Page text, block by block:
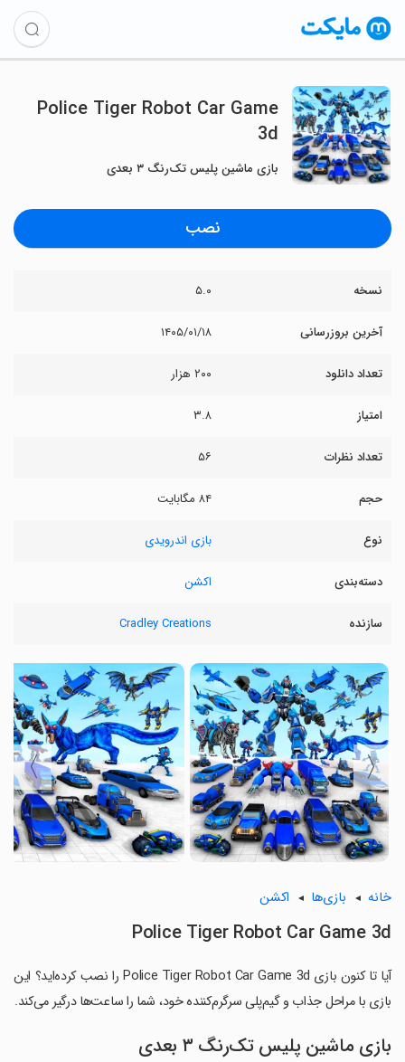
Police Tiger Robot Car Game
3d
بازی ماشین پلیس تک‌رنگ ۳ بعدی
نصب
نسخه ۵.۰
آخرین بروزرسانی ۱۴۰۵/۰۱/۱۸
تعداد دانلود ۲۰۰ هزار
امتیاز ۳.۸
تعداد نظرات ۵۶
حجم ۸۴ مگابایت
نوع بازی اندرویدی
دسته‌بندی اکشن
سازنده Cradley Creations
〈
〉
خانه بازی‌ها اکشن
Police Tiger Robot Car Game 3d
آیا تا کنون بازی Police Tiger Robot Car Game 3d را نصب کرده‌اید؟ این
بازی با مراحل جذاب و گیم‌پلی سرگرم‌کننده خود، شما را ساعت‌ها درگیر می‌کند.
بازی ماشین پلیس تک‌رنگ ۳ بعدی